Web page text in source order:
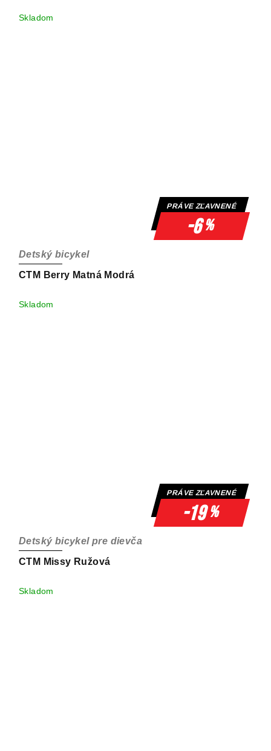
Skladom
PRÁVE ZĽAVNENÉ
-6%
CTM Berry Matná Modrá
Detský bicykel
Skladom
PRÁVE ZĽAVNENÉ
-19%
CTM Missy Ružová
Detský bicykel pre dievča
Skladom